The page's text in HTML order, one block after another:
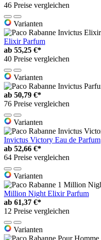
46 Preise vergleichen
Varianten
Elixir Parfum
ab 55,25 €*
40 Preise vergleichen
Varianten
ab 50,79 €*
76 Preise vergleichen
Varianten
Invictus Victory Eau de Parfum
ab 52,66 €*
64 Preise vergleichen
Varianten
Million Night Elixir Parfum
ab 61,37 €*
12 Preise vergleichen
Varianten